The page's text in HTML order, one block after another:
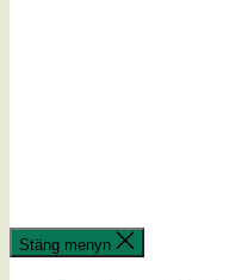
Stäng menyn